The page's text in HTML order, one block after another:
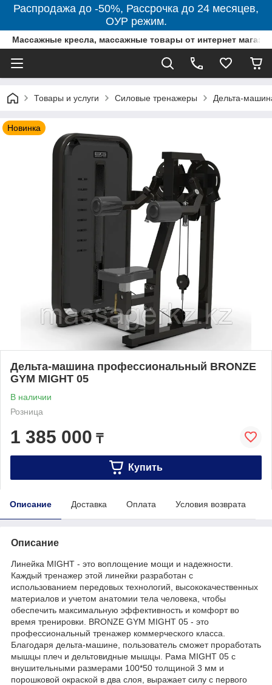
Распродажа до -50%, Рассрочка до 24 месяцев,
ОУР режим.
Массажные кресла, массажные товары от интернет
Товары и услуги Силовые тренажеры Дельтa-
Новинка
Дельтa-машина профессиональный BRONZE
GYM MIGHT 05
В наличии
Розница
1 385 000 ₸
Купить
Описание Доставка Оплата Условия возврата
Описание
Линейка MIGHT - это воплощение мощи и надежности.
Каждый тренажер этой линейки разработан с
использованием передовых технологий, высококачественных
материалов и учетом анатомии тела человека, чтобы
обеспечить максимальную эффективность и комфорт во
время тренировки. BRONZE GYM MIGHT 05 - это
профессиональный тренажер коммерческого класса.
Благодаря дельта-машине, пользователь сможет проработать
мышцы плеч и дельтовидные мышцы. Рама MIGHT 05 с
внушительными размерами 100*50 толщиной 3 мм и
порошковой окраской в два слоя, выражает силу с первого